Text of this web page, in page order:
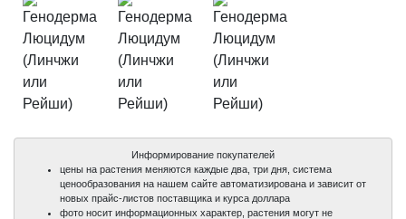
Информирование покупателей
цены на растения меняются каждые два, три дня, система
ценообразования на нашем сайте автоматизирована и зависит от
новых прайс-листов поставщика и курса доллара
фото носит информационных характер, растения могут не